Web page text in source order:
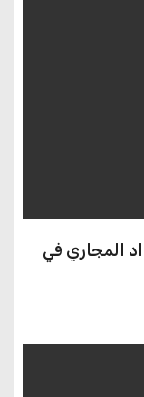
المجاري في